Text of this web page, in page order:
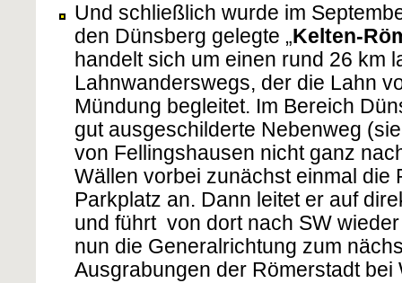
Und schließlich wurde im
den Dünsberg gelegte „Kelten-
handelt sich um einen rund 26 km
Lahnwanderswegs, der die Lahn
Mündung begleitet. Im Bereich
gut ausgeschilderte Nebenweg
von Fellingshausen nicht ganz
Wällen vorbei zunächst einmal die
Parkplatz an. Dann leitet er auf
und führt von dort nach SW
nun die Generalrichtung zum
Ausgrabungen der Römerstadt bei